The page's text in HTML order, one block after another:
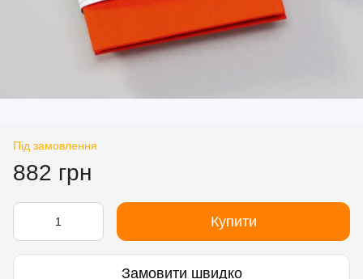
Під замовлення
882 грн
Купити
Замовити швидко